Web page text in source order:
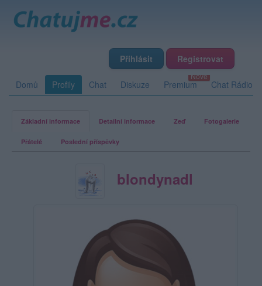
Přihlásit Registrovat
Domů Profily Chat Diskuze Premium Chat Rádio
Základní informace Detailní informace Zeď Fotogalerie
Přátelé Poslední příspěvky
blondynadl